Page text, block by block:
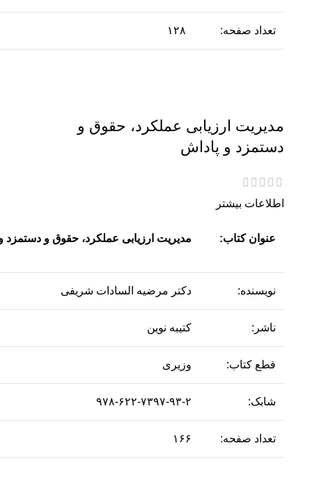
تعداد صفحه: ۱۲۸
مدیریت ارزیابی عملکرد، حقوق و
دستمزد و پاداش
اطلاعات بیشتر
عنوان کتاب: مدیریت ارزیابی عملکرد، حقوق و دستمزد
نویسنده: دکتر مرضیه السادات شریفی
ناشر: کتیبه نوین
قطع کتاب: وزیری
شابک: ۹۷۸-۶۲۲-۷۳۹۷-۹۳-۲
تعداد صفحه: ۱۶۶